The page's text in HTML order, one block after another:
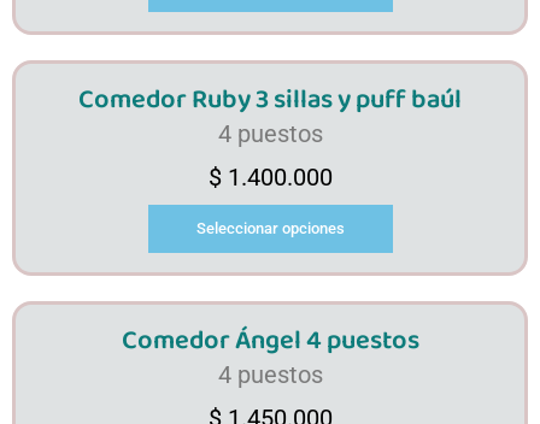
Comedor Ruby 3 sillas y puff baúl
4 puestos
$1.400.000
Seleccionar opciones
Comedor Ángel 4 puestos
4 puestos